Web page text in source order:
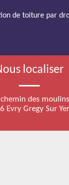
de toiture par
localiser
des moulins
Evry Gregy Sur